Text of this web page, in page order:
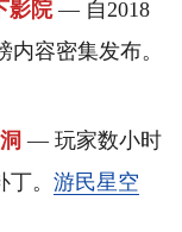
影院— 自2018
容密集发布。
— 玩家数小时
。 游民星空